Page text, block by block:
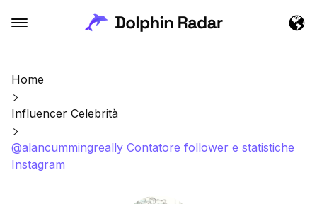
Home
Influencer Celebrità
@alancummingreally Contatore follower e statistiche
Instagram